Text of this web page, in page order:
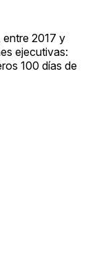
entre 2017 y
ejecutivas:
100 días de